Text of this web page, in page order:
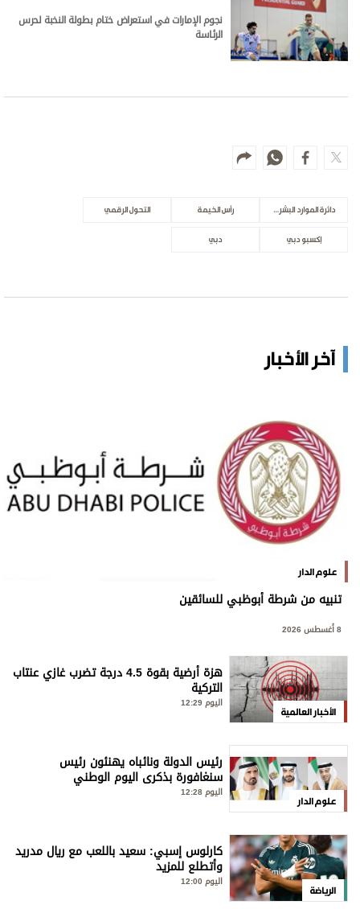
نجوم الإمارات في استعراض ختام بطولة النخبة لحرس
الرئاسة
دائرة الموارد البشرية رأس الخيمة التحول الرقمي
إكسبو دبي دبي
آخر الأخبار
علوم الدار
تنبيه من شرطة أبوظبي للسائقين
8 أغسطس 2026
الأخبار العالمية
هزة أرضية بقوة 4.5 درجة تضرب غازي عنتاب
التركية
اليوم 12:29
علوم الدار
رئيس الدولة ونائباه يهنئون رئيس
سنغافورة بذكرى اليوم الوطني
اليوم 12:28
الرياضة
كارلوس إسبي: سعيد باللعب مع ريال مدريد
وأتطلع للمزيد
اليوم 12:00